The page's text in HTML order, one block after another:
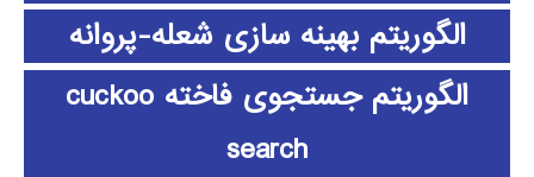
الگوریتم بهینه سازی شعله-پروانه
الگوریتم جستجوی فاخته cuckoo
search